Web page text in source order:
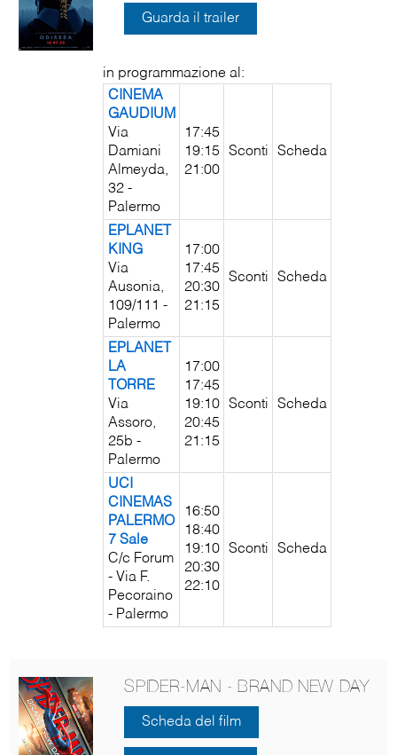
Guarda il trailer
in programmazione al:
CINEMA
GAUDIUM
Via
Damiani
Almeyda,
32 -
Palermo
17:45
19:15
21:00
Sconti Scheda
EPLANET
KING
Via
Ausonia,
109/111 -
Palermo
17:00
17:45
20:30
21:15
Sconti Scheda
EPLANET
LA
TORRE
Via
Assoro,
25b -
Palermo
17:00
17:45
19:10
20:45
21:15
Sconti Scheda
UCI
CINEMAS
PALERMO
7 Sale
C/c Forum
- Via F.
Pecoraino
- Palermo
16:50
18:40
19:10
20:30
22:10
Sconti Scheda
SPIDER-MAN - BRAND NEW DAY
Scheda del film